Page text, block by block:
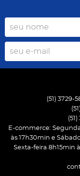
(51) 3729-
(51)
E-commerce:
às 17h30min e
Sexta-feira 8h15min